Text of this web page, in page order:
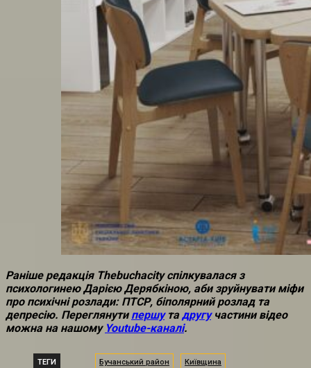
Раніше редакція Thebuchacity спілкувалася з
психологинею Дарією Дерябкіною, аби зруйнувати міфи
про психічні розлади: ПТСР, біполярний розлад та
депресію. Переглянути першутадругучастини відео
можна на нашому Youtube-каналі.
ТЕГИ Бучанський район Київщина